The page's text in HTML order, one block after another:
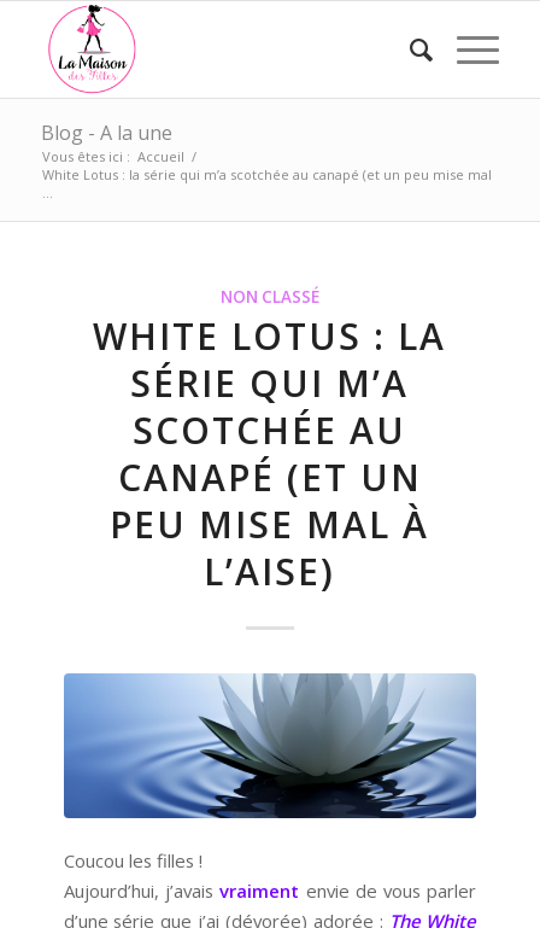
Blog - A la une
Vous êtes ici : Accueil /
White Lotus : la série qui m’a scotchée au canapé (et un peu mise mal
...
NON CLASSÉ
WHITE LOTUS : LA
SÉRIE QUI M’A
SCOTCHÉE AU
CANAPÉ (ET UN
PEU MISE MAL À
L’AISE)
Coucou les filles !
Aujourd’hui, j’avaisvraiment envie de vous parler
d’une série que j’ai (dévorée) adorée : The White